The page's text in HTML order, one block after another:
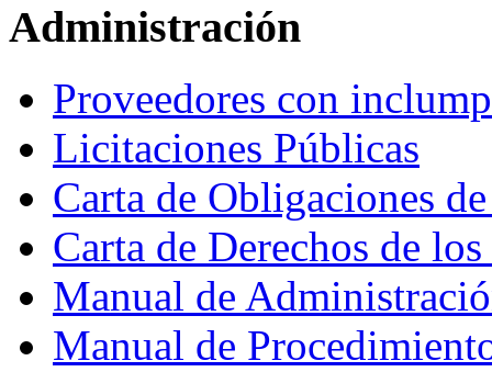
Administración
Proveedores con
Licitaciones Públicas
Carta de Obligaciones
Carta de Derechos de
Manual de
Manual de